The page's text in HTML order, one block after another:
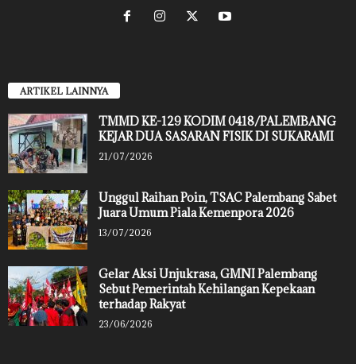
ARTIKEL LAINNYA
TMMD KE-129 KODIM 0418/PALEMBANG
KEJAR DUA SASARAN FISIK DI SUKARAMI
21/07/2026
Unggul Raihan Poin, TSAC Palembang Sabet
Juara Umum Piala Kemenpora 2026
13/07/2026
Gelar Aksi Unjukrasa, GMNI Palembang
Sebut Pemerintah Kehilangan Kepekaan
terhadap Rakyat
23/06/2026